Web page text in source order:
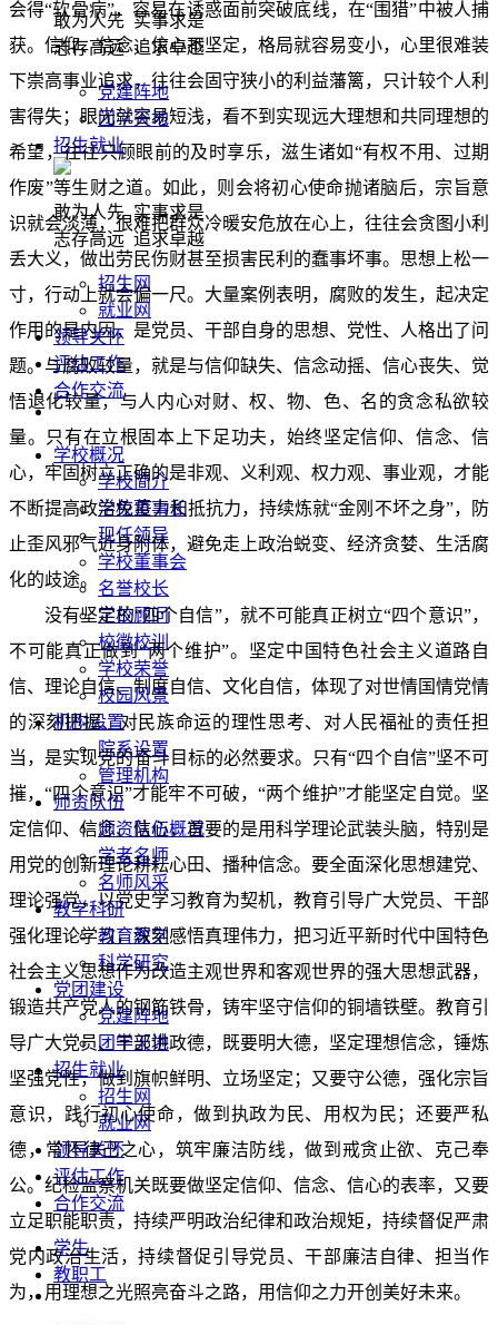
敢为人先 实事求是
志存高远 追求卓越
党建阵地
团学天地
招生就业
敢为人先 实事求是
志存高远 追求卓越
招生网
就业网
领导关怀
评估工作
合作交流
学校概况
学校简介
学校董事长
现任领导
学校董事会
名誉校长
学校顾问
校徽校训
学校荣誉
校园风景
机构设置
院系设置
管理机构
师资队伍
师资队伍概况
学者名师
名师风采
教学科研
教育教学
科学研究
党团建设
党建阵地
团学天地
招生就业
招生网
就业网
领导关怀
评估工作
合作交流
学生
教职工
会得“软骨病”，容易在诱惑面前突破底线，在“围猎”中被人捕
获。信仰、信念、信心不坚定，格局就容易变小，心里很难装
下崇高事业追求，往往会固守狭小的利益藩篱，只计较个人利
害得失；眼光就容易短浅，看不到实现远大理想和共同理想的
希望，往往只顾眼前的及时享乐，滋生诸如“有权不用、过期
作废”等生财之道。如此，则会将初心使命抛诸脑后，宗旨意
识就会淡薄，很难把群众冷暖安危放在心上，往往会贪图小利
丢大义，做出劳民伤财甚至损害民利的蠢事坏事。思想上松一
寸，行动上就会偏一尺。大量案例表明，腐败的发生，起决定
作用的是内因，是党员、干部自身的思想、党性、人格出了问
题。与腐败较量，就是与信仰缺失、信念动摇、信心丧失、觉
悟退化较量，与人内心对财、权、物、色、名的贪念私欲较
量。只有在立根固本上下足功夫，始终坚定信仰、信念、信
心，牢固树立正确的是非观、义利观、权力观、事业观，才能
不断提高政治免疫力和抵抗力，持续炼就“金刚不坏之身”，防
止歪风邪气近身附体，避免走上政治蜕变、经济贪婪、生活腐
化的歧途。
没有坚定的“四个自信”，就不可能真正树立“四个意识”，
不可能真正做到“两个维护”。坚定中国特色社会主义道路自
信、理论自信、制度自信、文化自信，体现了对世情国情党情
的深刻把握、对民族命运的理性思考、对人民福祉的责任担
当，是实现党的奋斗目标的必然要求。只有“四个自信”坚不可
摧，“四个意识”才能牢不可破，“两个维护”才能坚定自觉。坚
定信仰、信念、信心，首要的是用科学理论武装头脑，特别是
用党的创新理论耕耘心田、播种信念。要全面深化思想建党、
理论强党，以党史学习教育为契机，教育引导广大党员、干部
强化理论学习，深刻感悟真理伟力，把习近平新时代中国特色
社会主义思想作为改造主观世界和客观世界的强大思想武器，
锻造共产党人的钢筋铁骨，铸牢坚守信仰的铜墙铁壁。教育引
导广大党员、干部讲政德，既要明大德，坚定理想信念，锤炼
坚强党性，做到旗帜鲜明、立场坚定；又要守公德，强化宗旨
意识，践行初心使命，做到执政为民、用权为民；还要严私
德，常怀律己之心，筑牢廉洁防线，做到戒贪止欲、克己奉
公。纪检监察机关既要做坚定信仰、信念、信心的表率，又要
立足职能职责，持续严明政治纪律和政治规矩，持续督促严肃
党内政治生活，持续督促引导党员、干部廉洁自律、担当作
为，用理想之光照亮奋斗之路，用信仰之力开创美好未来。